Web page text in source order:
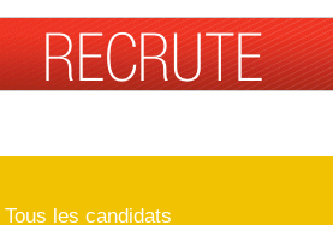
Tous les candidats